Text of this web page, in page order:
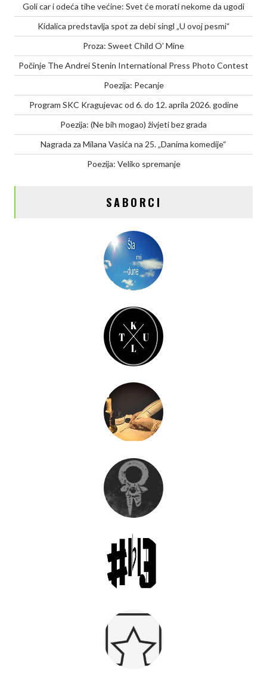
Goli car i odeća tihe većine: Svet će morati nekome da ugodi
Kidalica predstavlja spot za debi singl „U ovoj pesmi“
Proza: Sweet Child O’ Mine
Počinje The Andrei Stenin International Press Photo Contest
Poezija: Pecanje
Program SKC Kragujevac od 6. do 12. aprila 2026. godine
Poezija: (Ne bih mogao) živjeti bez grada
Nagrada za Milana Vasića na 25. „Danima komedije“
Poezija: Veliko spremanje
SABORCI